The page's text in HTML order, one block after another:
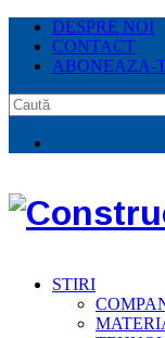
DESPRE NOI
CONTACT
ABONEAZA-
STIRI